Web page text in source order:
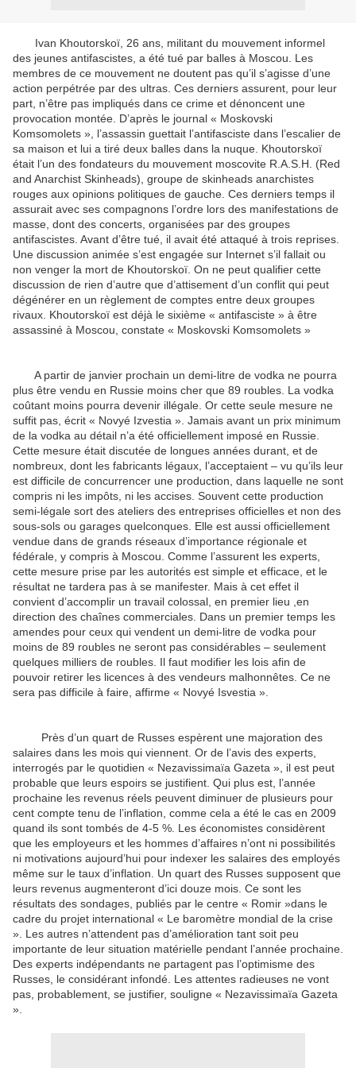
Ivan Khoutorskoï, 26 ans, militant du mouvement informel
des jeunes antifascistes, a été tué par balles à Moscou. Les
membres de ce mouvement ne doutent pas qu’il s’agisse d’une
action perpétrée par des ultras. Ces derniers assurent, pour leur
part, n’être pas impliqués dans ce crime et dénoncent une
provocation montée. D’après le journal « Moskovski
Komsomolets », l’assassin guettait l’antifasciste dans l’escalier de
sa maison et lui a tiré deux balles dans la nuque. Khoutorskoï
était l’un des fondateurs du mouvement moscovite R.A.S.H. (Red
and Anarchist Skinheads), groupe de skinheads anarchistes
rouges aux opinions politiques de gauche. Ces derniers temps il
assurait avec ses compagnons l’ordre lors des manifestations de
masse, dont des concerts, organisées par des groupes
antifascistes. Avant d’être tué, il avait été attaqué à trois reprises.
Une discussion animée s’est engagée sur Internet s’il fallait ou
non venger la mort de Khoutorskoï. On ne peut qualifier cette
discussion de rien d’autre que d’attisement d’un conflit qui peut
dégénérer en un règlement de comptes entre deux groupes
rivaux. Khoutorskoï est déjà le sixième « antifasciste » à être
assassiné à Moscou, constate « Moskovski Komsomolets »
A partir de janvier prochain un demi-litre de vodka ne pourra
plus être vendu en Russie moins cher que 89 roubles. La vodka
coûtant moins pourra devenir illégale. Or cette seule mesure ne
suffit pas, écrit « Novyé Izvestia ». Jamais avant un prix minimum
de la vodka au détail n’a été officiellement imposé en Russie.
Cette mesure était discutée de longues années durant, et de
nombreux, dont les fabricants légaux, l’acceptaient – vu qu’ils leur
est difficile de concurrencer une production, dans laquelle ne sont
compris ni les impôts, ni les accises. Souvent cette production
semi-légale sort des ateliers des entreprises officielles et non des
sous-sols ou garages quelconques. Elle est aussi officiellement
vendue dans de grands réseaux d’importance régionale et
fédérale, y compris à Moscou. Comme l’assurent les experts,
cette mesure prise par les autorités est simple et efficace, et le
résultat ne tardera pas à se manifester. Mais à cet effet il
convient d’accomplir un travail colossal, en premier lieu ,en
direction des chaînes commerciales. Dans un premier temps les
amendes pour ceux qui vendent un demi-litre de vodka pour
moins de 89 roubles ne seront pas considérables – seulement
quelques milliers de roubles. Il faut modifier les lois afin de
pouvoir retirer les licences à des vendeurs malhonnêtes. Ce ne
sera pas difficile à faire, affirme « Novyé Isvestia ».
Près d’un quart de Russes espèrent une majoration des
salaires dans les mois qui viennent. Or de l’avis des experts,
interrogés par le quotidien « Nezavissimaïa Gazeta », il est peut
probable que leurs espoirs se justifient. Qui plus est, l’année
prochaine les revenus réels peuvent diminuer de plusieurs pour
cent compte tenu de l’inflation, comme cela a été le cas en 2009
quand ils sont tombés de 4-5 %. Les économistes considèrent
que les employeurs et les hommes d’affaires n’ont ni possibilités
ni motivations aujourd’hui pour indexer les salaires des employés
même sur le taux d’inflation. Un quart des Russes supposent que
leurs revenus augmenteront d’ici douze mois. Ce sont les
résultats des sondages, publiés par le centre « Romir »dans le
cadre du projet international « Le baromètre mondial de la crise
». Les autres n’attendent pas d’amélioration tant soit peu
importante de leur situation matérielle pendant l’année prochaine.
Des experts indépendants ne partagent pas l’optimisme des
Russes, le considérant infondé. Les attentes radieuses ne vont
pas, probablement, se justifier, souligne « Nezavissimaïa Gazeta
».